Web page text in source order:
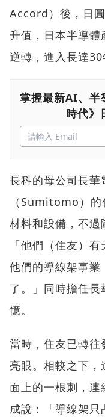
Accord）後，日
升值，日本半導
逆轉，進入長達30
掌握最新AI、半
時代》
長科的母公司長華
（Sumitomo）
材料和設備，不過
「他們（住友）
他們的導線架事
了。」同時擔任長
憶。
當時，住友已轉往
亮眼。相較之下
面上的一根刺，連
成說：「導線架只